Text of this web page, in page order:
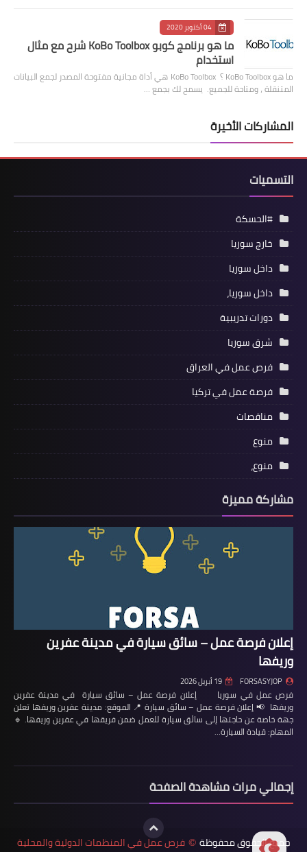
04 أكتوبر 2020
ما هو برنامج كوبو KoBo Toolbox شرح مع مثال
استخدام
ما هو KoBo Toolbox ؟ KoBo Toolbox هي أداة مجانية مفتوحة المصدر لجمع البيانات
المتنقلة ، ومتاحة للجميع. يسمح لك بجمع …
المشاركات الأخيرة
التسميات
#الحسكة
خارج سوريا
داخل سوريا
داخل سوريا،
دورات تدريبية
شرق سوريا
فرص عمل في العراق
فرصة عمل في تركيا
مناقصات
منوع
منوع،
مشاركة مميزة
إعلان فرصة عمل – سائق سيارة في مدينة عفرين
وريفها
FORSASYJOP 19 أبريل 2026
فرص عمل في سوريا إعلان فرصة عمل – سائق سيارة في مدينة عفرين
وريفها 📢 إعلان فرصة عمل – سائق سيارة 📍 الموقع: مدينة عفرين وريفها تعلن
جهة خاصة عن حاجتها إلى سائق سيارة للعمل ضمن فريقها في عفرين وريفها. 🔹
المهام: قيادة السيارة…
إجمالي مرات مشاهدة الصفحة
جميع الحقوق محفوظة © فرص عمل في المنظمات الدولية والمحلية